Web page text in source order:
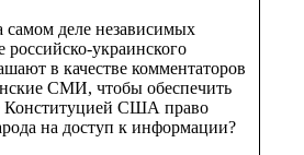
самом деле независимых
российско-украинского
в качестве комментаторов
СМИ, чтобы обеспечить
Конституцией США право
на доступ к информации?